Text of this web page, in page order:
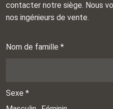
contacter notre siège. Nous
nos ingénieurs de vente.